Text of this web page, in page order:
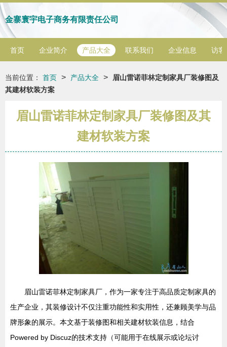
金寨寰宇电子商务有限责任公司
首页 企业简介 产品大全 联系我们 企业信息 访客
当前位置： 首页 > 产品大全 >
眉山雷诺菲林定制家具厂装修图及
其建材软装方案
眉山雷诺菲林定制家具厂装修图及其
建材软装方案
眉山雷诺菲林定制家具厂，作为一家专注于高品质定制家具的
生产企业，其装修设计不仅注重功能性和实用性，还兼顾美学与品
牌形象的展示。本文基于装修图和相关建材软装信息，结合
Powered by Discuz的技术支持（可能用于在线展示或论坛讨